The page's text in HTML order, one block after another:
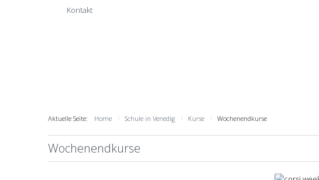
Kontakt
Aktuelle Seite: Home Schule in Venedig Kurse Wochenendkurse
Wochenendkurse